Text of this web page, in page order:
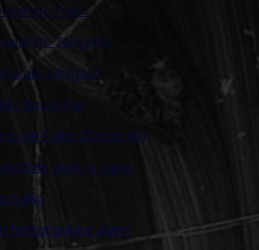
Fujiko
Zenigata
Zenigata
Bacio Pop
Fujiko Sfondo Blu
Jigen e Lupin
Fujiko
Rettangolare Jigen